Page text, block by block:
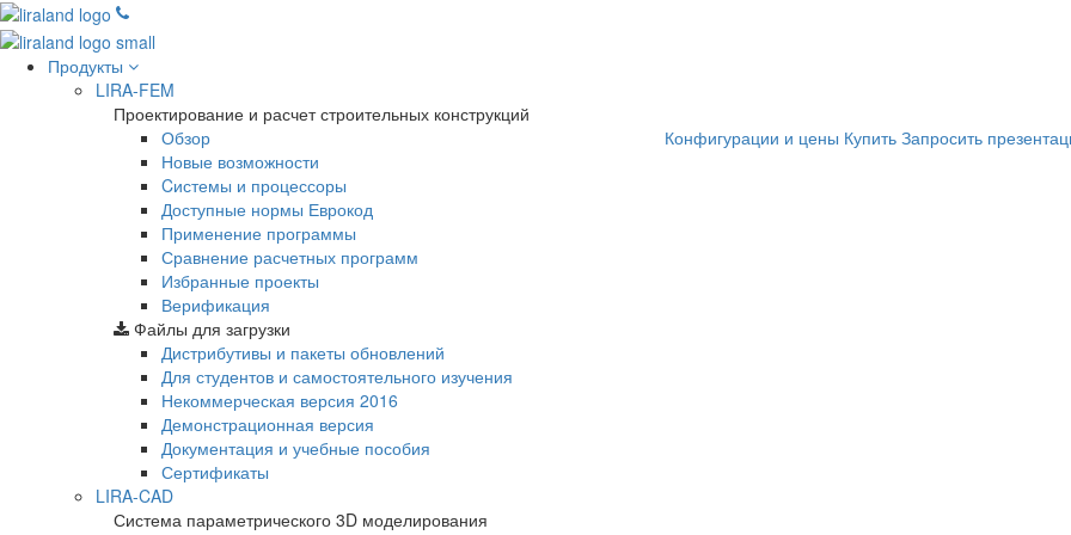
Продукты
LIRA-FEM
Проектирование и расчет строительных конструкций
Обзор
Новые возможности
Cистемы и процессоры
Доступные нормы Еврокод
Применение программы
Сравнение расчетных программ
Избранные проекты
Верификация
Конфигурации и цены Купить Запросить
Файлы для загрузки
Дистрибутивы и пакеты обновлений
Для студентов и самостоятельного изучения
Некоммерческая версия 2016
Демонстрационная версия
Документация и учебные пособия
Сертификаты
LIRA-CAD
Система параметрического 3D моделирования